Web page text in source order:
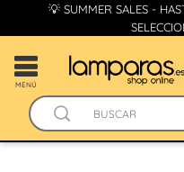
💡 SUMMER SALES -
MENÚ